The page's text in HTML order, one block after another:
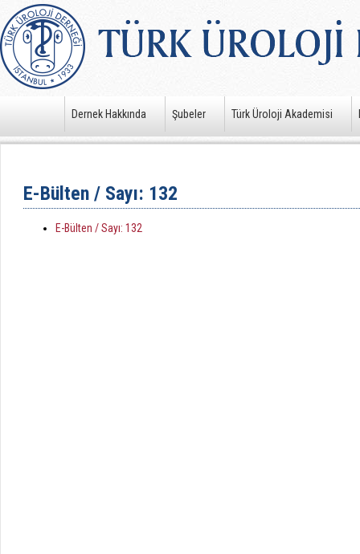
Dernek Hakkında Şubeler Türk Üroloji Akademisi
E-Bülten / Sayı: 132
E-Bülten / Sayı: 132